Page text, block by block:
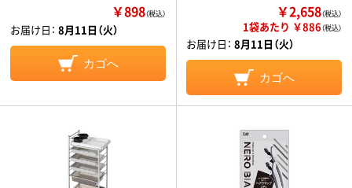
￥898（税込）
お届け日： 8月11日（火）
カゴへ
￥2,658（税込）
1袋あたり ￥886（税込）
お届け日： 8月11日（火）
カゴへ